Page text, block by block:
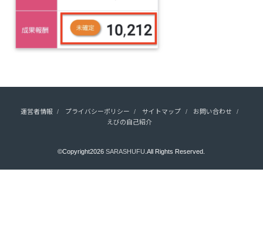
運営者情報 プライバシーポリシー サイトマップ
お問い合わせ
えびの自己紹介
©Copyright2026SARASHUFU.All Rights Reserved.